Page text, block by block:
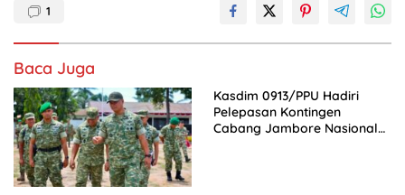
1
Baca Juga
Kasdim 0913/PPU Hadiri
Pelepasan Kontingen
Cabang Jambore Nasional